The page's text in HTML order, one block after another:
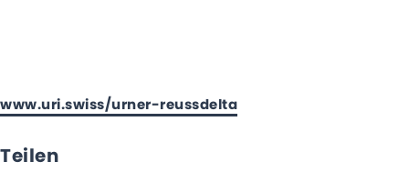
www.uri.swiss/urner-reussdelta
Teilen